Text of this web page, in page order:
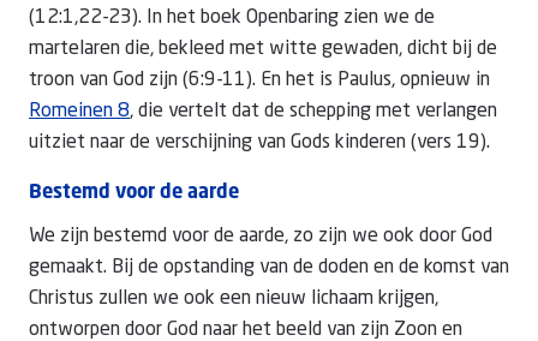
(12:1,22-23). In het boek Openbaring zien we de
martelaren die, bekleed met witte gewaden, dicht bij de
troon van God zijn (6:9-11). En het is Paulus, opnieuw in
Romeinen 8, die vertelt dat de schepping met verlangen
uitziet naar de verschijning van Gods kinderen (vers 19).
Bestemd voor de aarde
We zijn bestemd voor de aarde, zo zijn we ook door God
gemaakt. Bij de opstanding van de doden en de komst van
Christus zullen we ook een nieuw lichaam krijgen,
ontworpen door God naar het beeld van zijn Zoon en